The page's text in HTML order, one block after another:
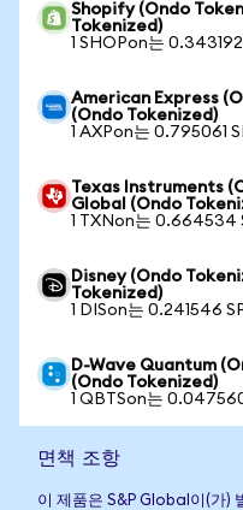
Shopify (Ondo
Tokenized)
1 SHOPon는
American Express
(Ondo Tokenized)
1 AXPon는 0.795061
Texas Instruments
Global (Ondo
1 TXNon는 0.664534
Disney (Ondo
Tokenized)
1 DISon는 0.241546
D-Wave Quantum
(Ondo Tokenized)
1 QBTSon는
면책 조항
이 제품은 S&P Global이(가)